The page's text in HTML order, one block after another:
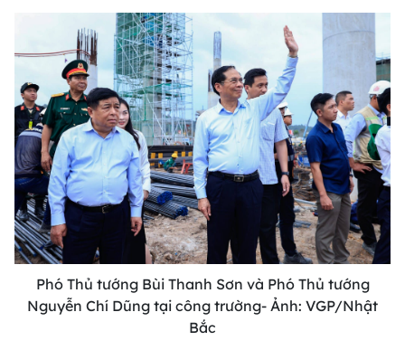
Phó Thủ tướng Bùi Thanh Sơn và Phó Thủ tướng
Nguyễn Chí Dũng tại công trường- Ảnh: VGP/Nhật
Bắc